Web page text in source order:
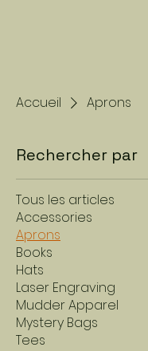
Accueil Aprons
Rechercher par
Tous les articles
Accessories
Aprons
Books
Hats
Laser Engraving
Mudder Apparel
Mystery Bags
Tees